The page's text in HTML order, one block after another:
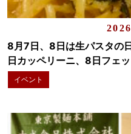
8月7日、8日は生パスタの
日カッペリーニ、8日フェ
イベント